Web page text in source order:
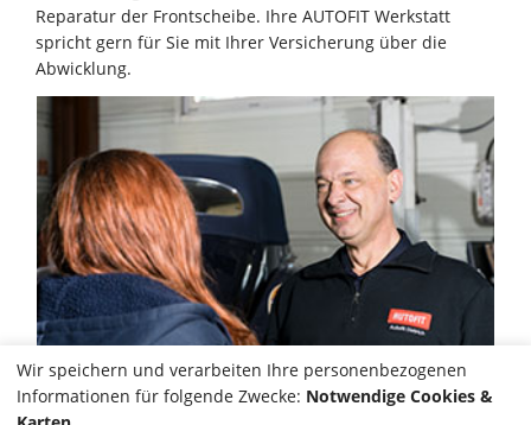
Reparatur der Frontscheibe. Ihre AUTOFIT Werkstatt
spricht gern für Sie mit Ihrer Versicherung über die
Abwicklung.
Wir speichern und verarbeiten Ihre personenbezogenen
Informationen für folgende Zwecke: Notwendige Cookies &